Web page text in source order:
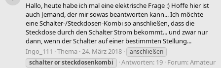
Hallo, heute habe ich mal eine elektrische Frage :) Hoffe hier ist
auch Jemand, der mir sowas beantworten kann... Ich möchte
eine Schalter-/Steckdosen-Kombi so anschließen, dass die
Steckdose durch den Schalter Strom bekommt... und zwar nur
dann, wenn der Schalter auf einer bestimmten Stellung...
Ingo_111
Thema 24. März 2018
anschließen
schalterorsteckdosenkombi Antworten: 19 Forum:Amateur